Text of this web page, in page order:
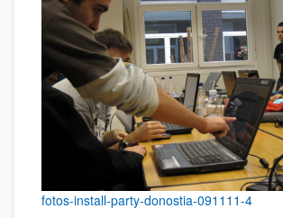
fotos-install-party-donostia-091111-4